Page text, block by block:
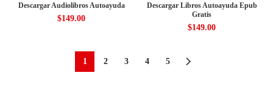
Descargar Audiolibros Autoayuda
$149.00
Descargar Libros Autoayuda Epub
Gratis
$149.00
1 2 3 4 5